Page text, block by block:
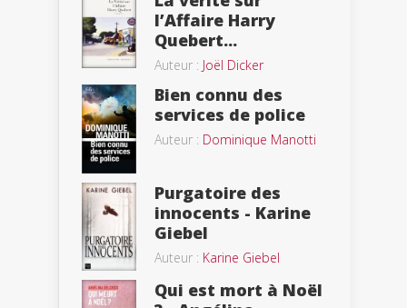
l’Affaire Harry
Quebert...
Auteur : Joël Dicker
Bien connu des
services de police
Auteur : Dominique Manotti
Purgatoire des
innocents - Karine
Giebel
Auteur : Karine Giebel
Qui est mort à Noël